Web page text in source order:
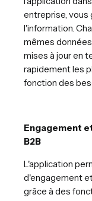
entreprise, vous
l'information.
mêmes
mises à jour en
rapidement les
fonction des
Engagement
B2B
L'application
d'engagement
grâce à des